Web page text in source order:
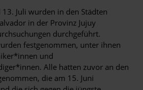
Juli wurden in den Städten
in der Provinz Jujuy
durchgeführt.
festgenommen, unter ihnen
und
Alle hatten zuvor an den
die am 15. Juni